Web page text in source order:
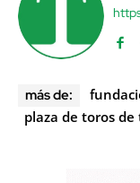
más de:
plaza de toros